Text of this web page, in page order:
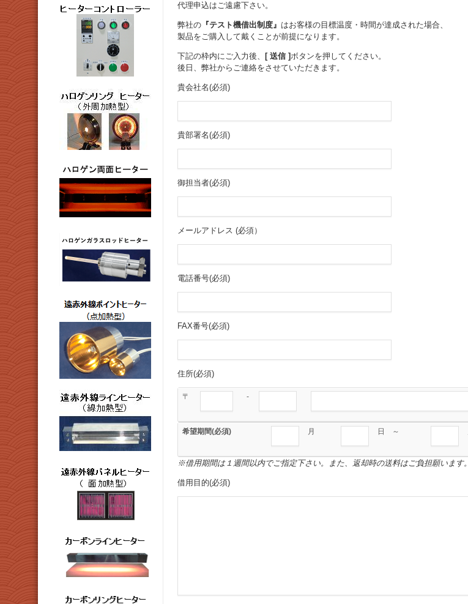
代理申込はご遠慮下さい。
弊社の 『テスト機借出制度』 はお客様の目標温度・時間が達成された場合、
製品をご購入して戴くことが前提になります。
下記の枠内にご入力後、 [ 送信 ]ボタンを押してください。
後日、弊社からご連絡をさせていただきます。
貴会社名(必須)
貴部署名(必須)
御担当者(必須)
メールアドレス (必須）
電話番号(必須)
FAX番号(必須)
住所(必須)
〒 -
希望期間(必須) 月 日 ～
※借用期間は１週間以内でご指定下さい。また、返却時の送料はご負担願います。
借用目的(必須)